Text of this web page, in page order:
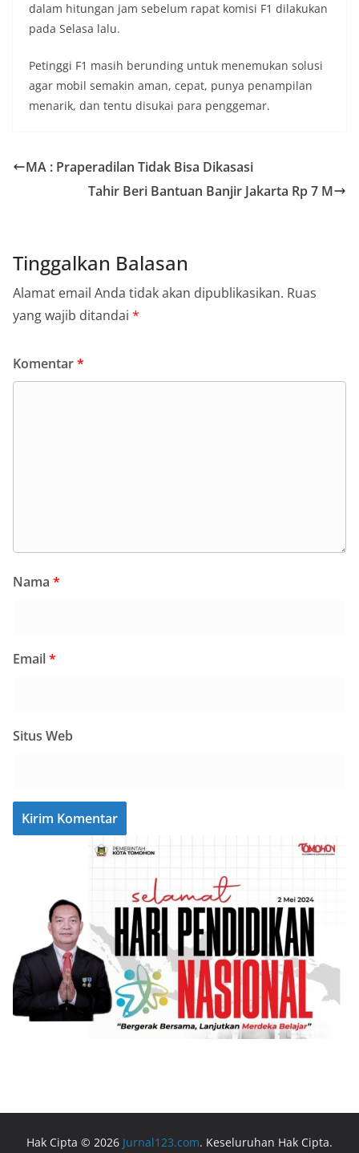
dalam hitungan jam sebelum rapat komisi F1 dilakukan
pada Selasa lalu.
Petinggi F1 masih berunding untuk menemukan solusi
agar mobil semakin aman, cepat, punya penampilan
menarik, dan tentu disukai para penggemar.
MA : Praperadilan Tidak Bisa Dikasasi
Tahir Beri Bantuan Banjir Jakarta Rp 7 M
Tinggalkan Balasan
Alamat email Anda tidak akan dipublikasikan. Ruas
yang wajib ditandai *
Komentar*
Nama *
Email*
Situs Web
Hak Cipta © 2026 Jurnal123.com. Keseluruhan Hak Cipta.